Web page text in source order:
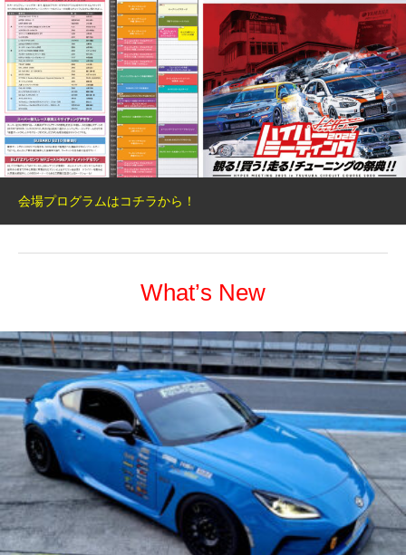
会場プログラムはコチラから！
What’s New